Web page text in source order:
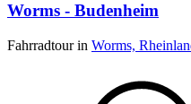
Worms - Budenheim
Fahrradtour in Worms,